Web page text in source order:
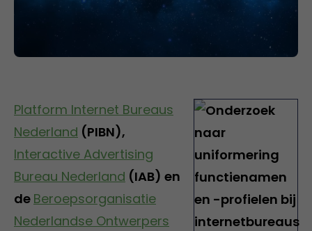
Platform Internet Bureaus
Nederland (PIBN),
Interactive Advertising
Bureau Nederland (IAB) en
de Beroepsorganisatie
Nederlandse Ontwerpers